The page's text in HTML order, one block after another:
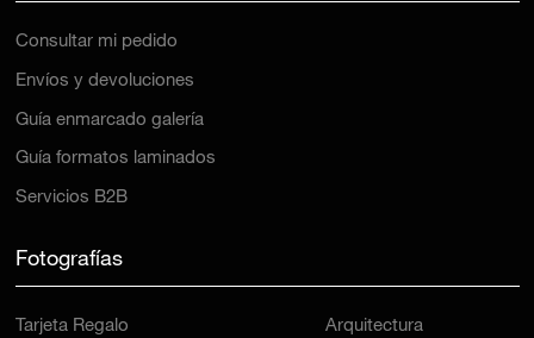
Consultar mi pedido
Envíos y devoluciones
Guía enmarcado galería
Guía formatos laminados
Servicios B2B
Fotografías
Tarjeta Regalo Arquitectura